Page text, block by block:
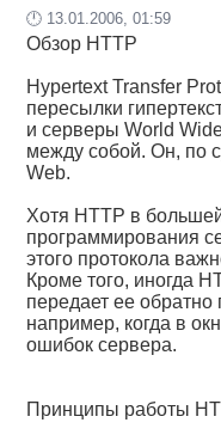
🕛 13.01.2006, 01:59
Обзор HTTP
Hypertext Transfer
пересылки
и серверы World
между собой. Он, по
Web.
Хотя HTTP в
программирования
этого протокола
Кроме того, иногда
передает ее обратно
например, когда в
ошибок сервера.
Принципы работы